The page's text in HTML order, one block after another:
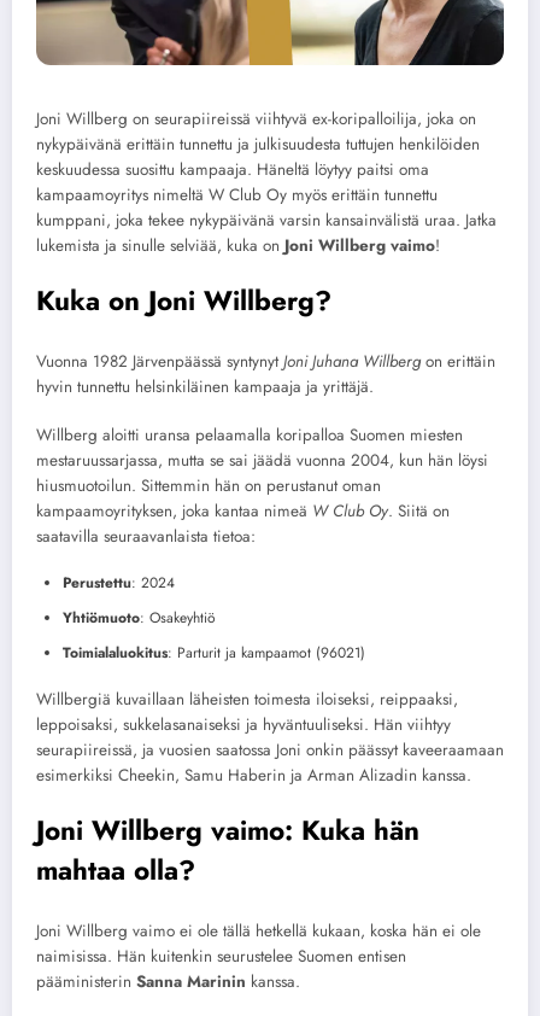
Joni Willberg on seurapiireissä viihtyvä ex-koripalloilija, joka on
nykypäivänä erittäin tunnettu ja julkisuudesta tuttujen henkilöiden
keskuudessa suosittu kampaaja. Häneltä löytyy paitsi oma
kampaamoyritys nimeltä W Club Oy myös erittäin tunnettu
kumppani, joka tekee nykypäivänä varsin kansainvälistä uraa. Jatka
lukemista ja sinulle selviää, kuka on Joni Willberg vaimo!
Kuka on Joni Willberg?
Vuonna 1982 Järvenpäässä syntynytJoni Juhana Willbergon erittäin
hyvin tunnettu helsinkiläinen kampaaja ja yrittäjä.
Willberg aloitti uransa pelaamalla koripalloa Suomen miesten
mestaruussarjassa, mutta se sai jäädä vuonna 2004, kun hän löysi
hiusmuotoilun. Sittemmin hän on perustanut oman
kampaamoyrityksen, joka kantaa nimeä W Club Oy. Siitä on
saatavilla seuraavanlaista tietoa:
Perustettu: 2024
Yhtiömuoto: Osakeyhtiö
Toimialaluokitus: Parturit ja kampaamot (96021)
Willbergiä kuvaillaan läheisten toimesta iloiseksi, reippaaksi,
leppoisaksi, sukkelasanaiseksi ja hyväntuuliseksi. Hän viihtyy
seurapiireissä, ja vuosien saatossa Joni onkin päässyt kaveeraamaan
esimerkiksi Cheekin, Samu Haberin ja Arman Alizadin kanssa.
Joni Willberg vaimo: Kuka hän
mahtaa olla?
Joni Willberg vaimo ei ole tällä hetkellä kukaan, koska hän ei ole
naimisissa. Hän kuitenkin seurustelee Suomen entisen
pääministerin Sanna Marinin kanssa.